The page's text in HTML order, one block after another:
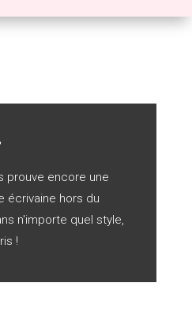
prouve encore une
écrivaine hors du
n'importe quel style,
!